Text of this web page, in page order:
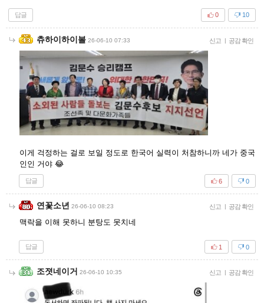
답글 10
0
츄하이하이볼 26-06-10 07:33 신고 | 공감 확인
이게 걱정하는 걸로 보일 정도로 한국어 실력이 처참하니까 네가 중국
인인 거야 😂
답글 0
6
연꽃소년 26-06-10 08:23 신고 공감 확인
맥락을 이해 못하니 분탕도 못치네
답글 0
1
조졋네이거 26-06-10 10:35 신고 공감 확인